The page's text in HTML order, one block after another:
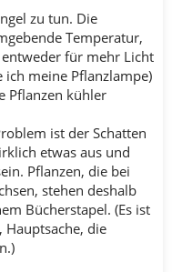
zu tun. Die
Temperatur,
für mehr Licht
ich meine Pflanzlampe)
Pflanzen kühler
ist der Schatten
etwas aus und
Pflanzen, die bei
stehen deshalb
Bücherstapel. (Es ist
die